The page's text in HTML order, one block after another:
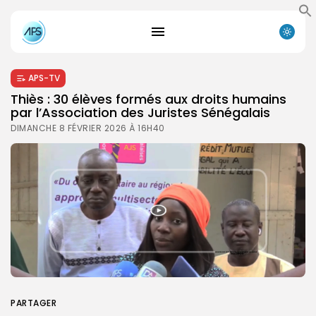
APS-TV
Thiès : 30 élèves formés aux droits humains
par l’Association des Juristes Sénégalais
DIMANCHE 8 FÉVRIER 2026 À 16H40
PARTAGER